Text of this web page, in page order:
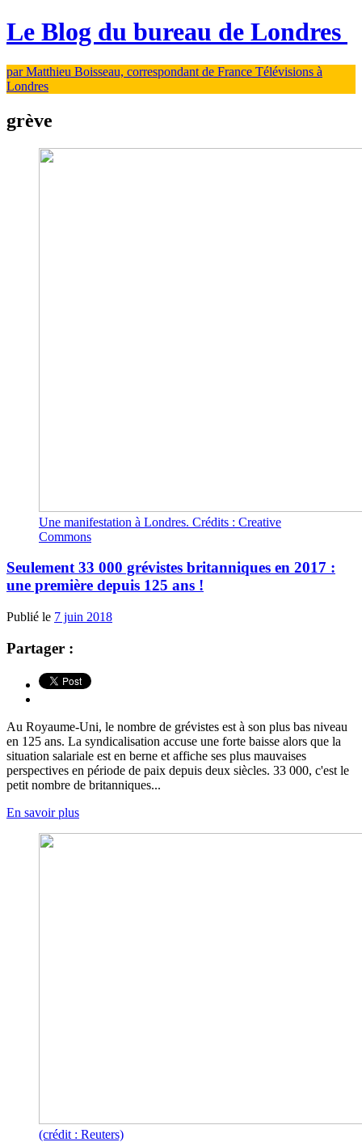
Le Blog du bureau de Londres
par Matthieu Boisseau, correspondant de France Télévisions à
Londres
grève
Une manifestation à Londres. Crédits : Creative
Commons
Seulement 33 000 grévistes britanniques en 2017 :
une première depuis 125 ans !
Publié le 7 juin 2018
Partager :
Au Royaume-Uni, le nombre de grévistes est à son plus bas niveau
en 125 ans. La syndicalisation accuse une forte baisse alors que la
situation salariale est en berne et affiche ses plus mauvaises
perspectives en période de paix depuis deux siècles. 33 000, c'est le
petit nombre de britanniques...
En savoir plus
(crédit : Reuters)